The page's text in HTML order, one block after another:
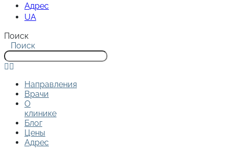
Адрес
UA
Поиск
Поиск
Направления
Врачи
О
клинике
Блог
Цены
Адрес